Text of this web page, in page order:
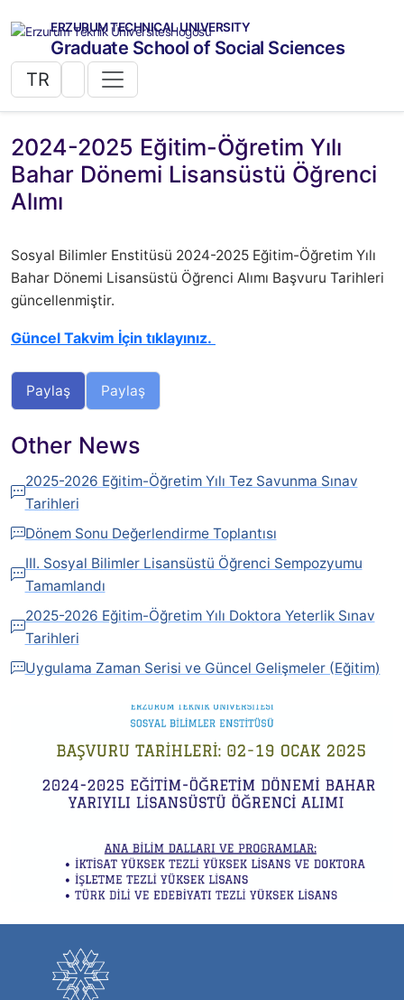
ERZURUM TECHNICAL UNIVERSITY
Graduate School of Social Sciences
TR
2024-2025 Eğitim-Öğretim Yılı
Bahar Dönemi Lisansüstü Öğrenci
Alımı
Sosyal Bilimler Enstitüsü 2024-2025 Eğitim-Öğretim Yılı
Bahar Dönemi Lisansüstü Öğrenci Alımı Başvuru Tarihleri
güncellenmiştir.
Güncel Takvim İçin tıklayınız.
Paylaş Paylaş
Other News
2025-2026 Eğitim-Öğretim Yılı Tez Savunma Sınav
Tarihleri
Dönem Sonu Değerlendirme Toplantısı
III. Sosyal Bilimler Lisansüstü Öğrenci Sempozyumu
Tamamlandı
2025-2026 Eğitim-Öğretim Yılı Doktora Yeterlik Sınav
Tarihleri
Uygulama Zaman Serisi ve Güncel Gelişmeler (Eğitim)